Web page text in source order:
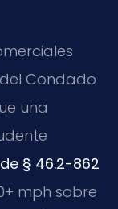
Condado
una
§ 46.2-862
mph sobre